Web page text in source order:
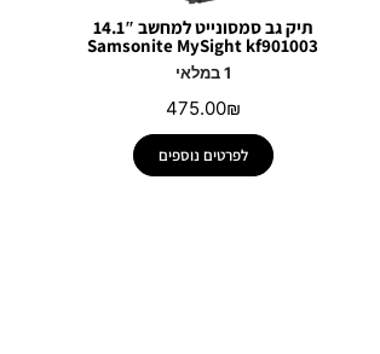
תיק גב סמסונייט למחשב 14.1″
Samsonite MySight kf901003
1 במלאי
475.00₪
לפרטים נוספים